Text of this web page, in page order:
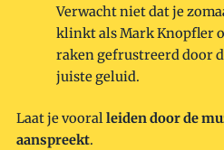
Verwacht niet dat je
klinkt als Mark Knopfler
raken gefrustreerd door
juiste geluid.
Laat je vooralleiden door de
aanspreekt.